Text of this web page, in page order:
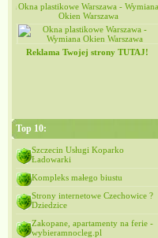
Okna plastikowe Warszawa - Wymiana
Okien Warszawa
Reklama Twojej strony TUTAJ!
Top 10:
Szczecin Usługi Koparko
Ładowarki
Kompleks małego biustu
Strony internetowe Czechowice ?
Dziedzice
Zakopane, apartamenty na ferie -
wybieramnocleg.pl